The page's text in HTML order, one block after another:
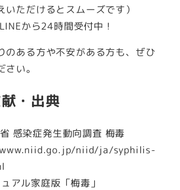
いただけるとスムーズです）
から24時間受付中！
のある方や不安がある方も、ぜひ
い。
・出典
感染症発生動向調査 梅毒
niid/ja/syphilis-
アル家庭版「梅毒」